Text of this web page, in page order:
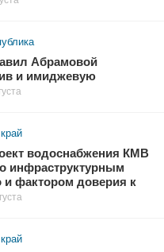
Абрамовой
и имиджевую
водоснабжения КМВ
инфраструктурным
фактором доверия к